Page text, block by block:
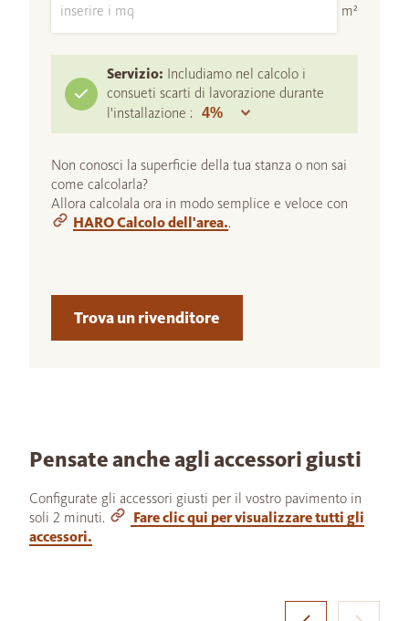
m²
Servizio: Includiamo nel calcolo i
consueti scarti di lavorazione durante
l'installazione :
Non conosci la superficie della tua stanza o non sai
come calcolarla?
Allora calcolala ora in modo semplice e veloce con
HARO Calcolo dell'area..
Trova un rivenditore
Pensate anche agli accessori giusti
Configurate gli accessori giusti per il vostro pavimento in
soli 2 minuti.
Fare clic qui per visualizzare tutti gli
accessori.